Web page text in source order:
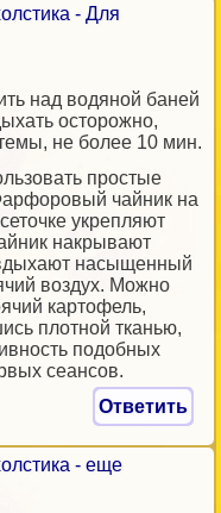
- Для
над водяной баней
осторожно,
не более 10 мин.
простые
чайник на
укрепляют
накрывают
насыщенный
воздух. Можно
картофель,
плотной тканью,
подобных
сеансов.
Ответить
- еще